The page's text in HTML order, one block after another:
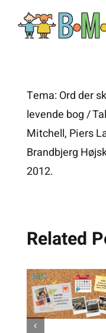
Tema: Ord der
levende bog /
Mitchell, Piers
Brandbjerg
2012.
Related